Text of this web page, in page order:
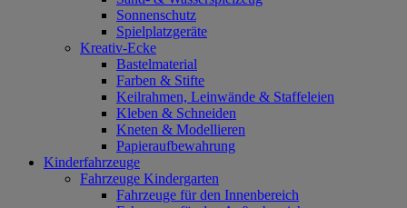
Sonnenschutz
Spielplatzgeräte
Kreativ-Ecke
Bastelmaterial
Farben & Stifte
Keilrahmen, Leinwände & Staffeleien
Kleben & Schneiden
Kneten & Modellieren
Papieraufbewahrung
Kinderfahrzeuge
Fahrzeuge Kindergarten
Fahrzeuge für den Innenbereich